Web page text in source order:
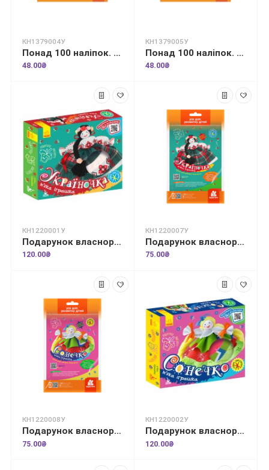
КН1379004У
Понад 100 наліпок. Кумедні машинки
48.00₴
КН1379005У
Понад 100 наліпок. Веселі динозаврики
48.00₴
КН1220001У
Подарунок власноруч. Лялька – м'яка іграшка. Україночка
120.00₴
КН1220007У
Подарунок власноруч. Лялька – м'яка іграшка. Україночка
75.00₴
КН1220008У
Подарунок власноруч. Лялька – м'яка іграшка. Сонечко
75.00₴
КН1220002У
Подарунок власноруч. Лялька – м'яка іграшка. Сонечко
120.00₴